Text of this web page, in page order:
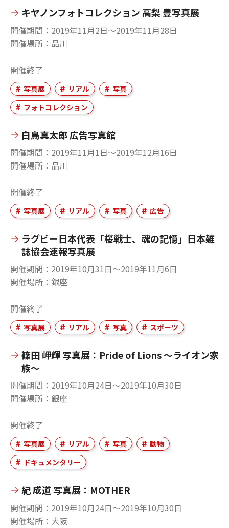
キヤノンフォトコレクション 高梨 豊写真展
開催期間
2019年11月2日〜2019年11月28日
開催場所
品川
開催終了
写真展 リアル
写真
フォトコレクション
白鳥真太郎 広告写真館
開催期間
2019年11月1日〜2019年12月16日
開催場所
品川
開催終了
写真展 リアル 写真 広告
ラグビー日本代表「桜戦士、魂の記憶」日本雑
誌協会速報写真展
開催期間
2019年10月31日〜2019年11月6日
開催場所
銀座
開催終了
写真展 リアル 写真 スポーツ
篠田 岬輝 写真展：Pride of Lions ～ライオン家
族～
開催期間
2019年10月24日〜2019年10月30日
開催場所
銀座
開催終了
写真展 リアル 写真
動物
ドキュメンタリー
紀 成道 写真展：MOTHER
開催期間
2019年10月24日〜2019年10月30日
開催場所
大阪